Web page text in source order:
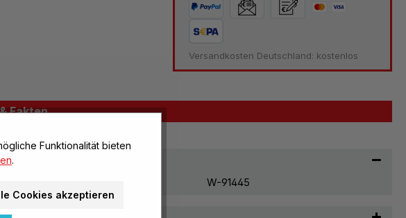
Versandkosten Deutschland: kostenlos
Fakten
Infos
W-91445
Funktionalität bieten
.
Cookies akzeptieren